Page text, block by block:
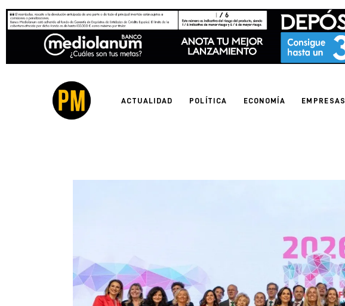
ACTUALIDAD POLÍTICA ECONOMÍA EMPRESAS
Actualidad